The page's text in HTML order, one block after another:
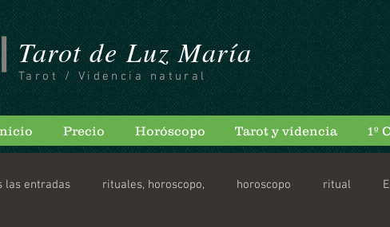
Tarot de Luz María
Tarot / Videncia natural
Precio Horóscopo Tarot y videncia 1º
las entradas rituales, horoscopo, horoscopo ritual